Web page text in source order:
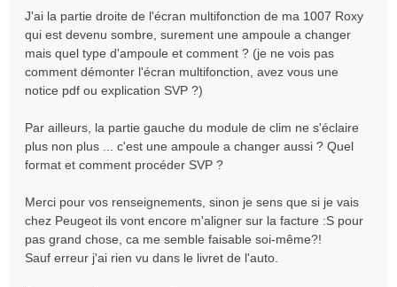
g
e
J'ai la partie droite de l'écran multifonction de ma 1007 Roxy
qui est devenu sombre, surement une ampoule a changer
mais quel type d'ampoule et comment ? (je ne vois pas
comment démonter l'écran multifonction, avez vous une
notice pdf ou explication SVP ?)
Par ailleurs, la partie gauche du module de clim ne s'éclaire
plus non plus ... c'est une ampoule a changer aussi ? Quel
format et comment procéder SVP ?
Merci pour vos renseignements, sinon je sens que si je vais
chez Peugeot ils vont encore m'aligner sur la facture :S pour
pas grand chose, ca me semble faisable soi-même?!
Sauf erreur j'ai rien vu dans le livret de l'auto.